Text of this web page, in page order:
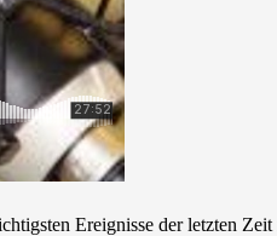
Ereignisse der letzten